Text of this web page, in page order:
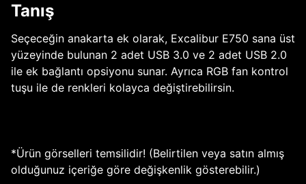
Tanış
Seçeceğin anakarta ek olarak, Excalibur E750 sana üst
yüzeyinde bulunan 2 adet USB 3.0 ve 2 adet USB 2.0
ile ek bağlantı opsiyonu sunar. Ayrıca RGB fan kontrol
tuşu ile de renkleri kolayca değiştirebilirsin.
*Ürün görselleri temsilidir! (Belirtilen veya satın almış
olduğunuz içeriğe göre değişkenlik gösterebilir.)